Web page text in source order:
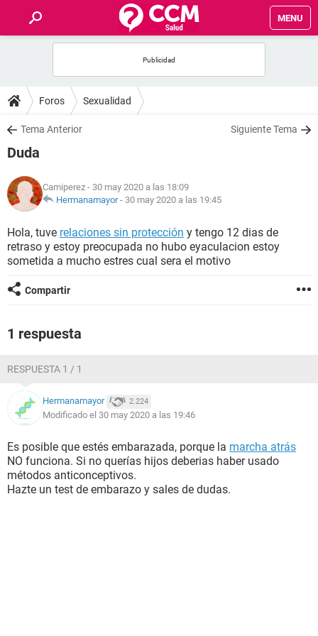
MENU
FOROS
SALUD
NUTRICIÓN
BIENESTAR
Foros Sexualidad
Tema Anterior Siguiente Tema
Duda
Camiperez - 30 may 2020 a las 18:09
Hermanamayor- 30 may 2020 a las 19:45
Hola, tuve relaciones sin protección y tengo 12 dias de
retraso y estoy preocupada no hubo eyaculacion estoy
sometida a mucho estres cual sera el motivo
Compartir
1 respuesta
RESPUESTA 1 / 1
Hermanamayor 2.224
Modificado el 30 may 2020 a las 19:46
Es posible que estés embarazada, porque la marcha atrás
NO funciona. Si no querías hijos deberias haber usado
métodos anticonceptivos.
Hazte un test de embarazo y sales de dudas.